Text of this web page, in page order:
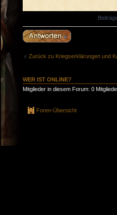
Antwort erstellen
Zurück zu Kriegserklärungen und
WER IST ONLINE?
Mitglieder in diesem Forum: 0
Foren-Übersicht